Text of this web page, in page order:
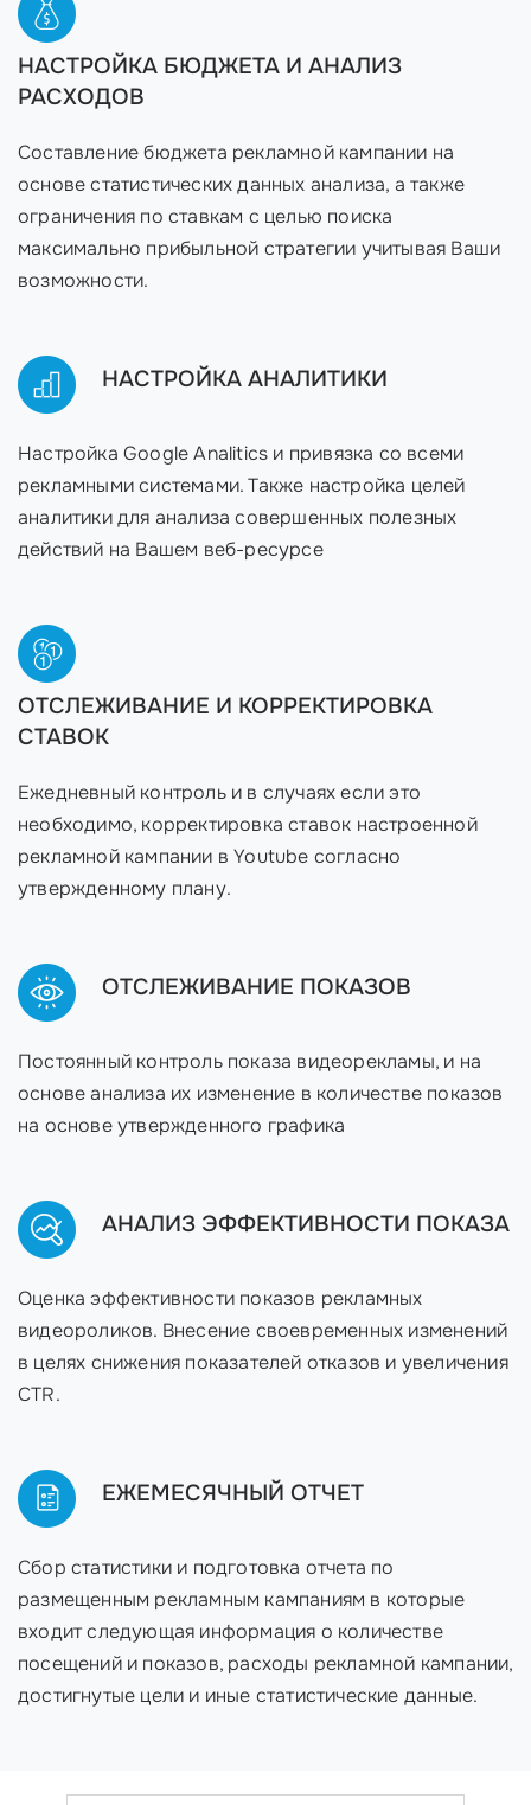
НАСТРОЙКА БЮДЖЕТА И АНАЛИЗ
РАСХОДОВ
Составление бюджета рекламной кампании на
основе статистических данных анализа, а также
ограничения по ставкам с целью поиска
максимально прибыльной стратегии учитывая Ваши
возможности.
НАСТРОЙКА АНАЛИТИКИ
Настройка Google Analitics и привязка со всеми
рекламными системами. Также настройка целей
аналитики для анализа совершенных полезных
действий на Вашем веб-ресурсе
ОТСЛЕЖИВАНИЕ И КОРРЕКТИРОВКА
СТАВОК
Ежедневный контроль и в случаях если это
необходимо, корректировка ставок настроенной
рекламной кампании в Youtube согласно
утвержденному плану.
ОТСЛЕЖИВАНИЕ ПОКАЗОВ
Постоянный контроль показа видеорекламы, и на
основе анализа их изменение в количестве показов
на основе утвержденного графика
АНАЛИЗ ЭФФЕКТИВНОСТИ ПОКАЗА
Оценка эффективности показов рекламных
видеороликов. Внесение своевременных изменений
в целях снижения показателей отказов и увеличения
CTR.
ЕЖЕМЕСЯЧНЫЙ ОТЧЕТ
Сбор статистики и подготовка отчета по
размещенным рекламным кампаниям в которые
входит следующая информация о количестве
посещений и показов, расходы рекламной кампании,
достигнутые цели и иные статистические данные.